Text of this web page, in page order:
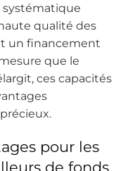
qualité des
un financement
que le
ces capacités
pour les
de fonds